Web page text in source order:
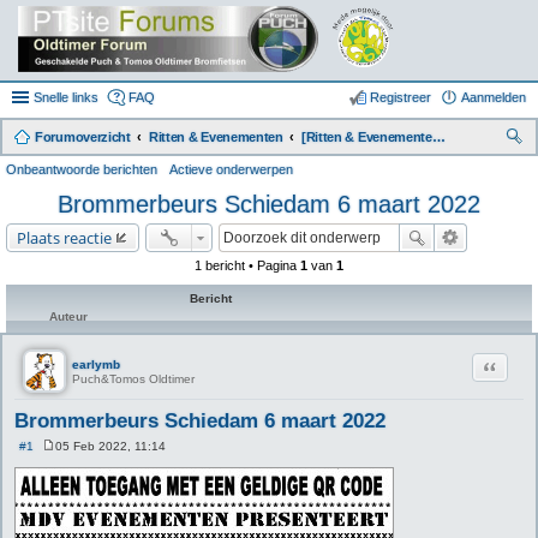
Snelle links FAQ Aanmelden
Registreer
Forumoverzicht Ritten & Evenementen
[Ritten & Evenementen] Agenda
Onbeantwoorde berichten Actieve onderwerpen
Brommerbeurs Schiedam 6 maart 2022
Plaats reactie
1 bericht • Pagina 1 van 1
Bericht
Auteur
earlymb
Puch&Tomos Oldtimer
Brommerbeurs Schiedam 6 maart 2022
Citeer
#1
e
r
i
c
h
05 Feb 2022, 11:14